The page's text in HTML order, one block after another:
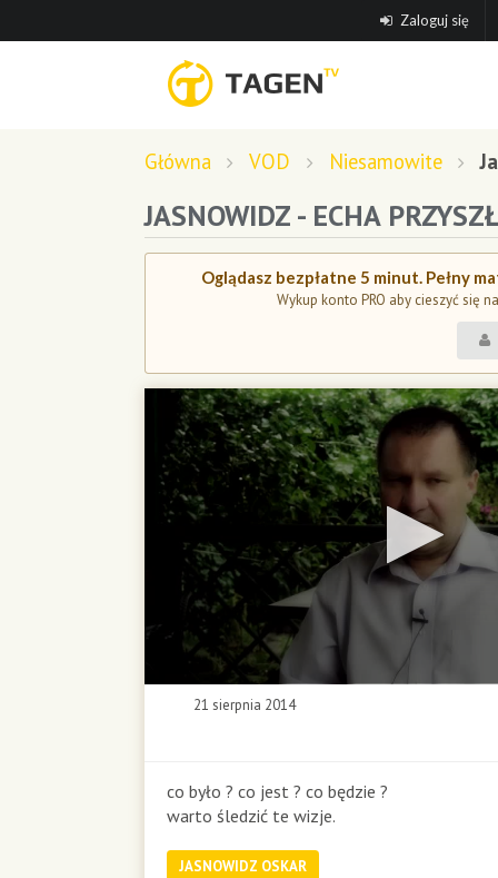
Zaloguj się
Główna VOD Niesamowite
JASNOWIDZ - ECHA
Oglądasz bezpłatne 5 minut. Pełny
Wykup konto PRO aby cieszyć się
21 sierpnia 2014
co było ? co jest ? co będzie ?
warto śledzić te wizje.
JASNOWIDZ OSKAR